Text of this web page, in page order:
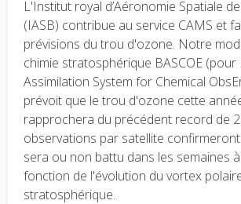
L'Institut royal d’Aéronomie Spatiale
(IASB) contribue au service CAMS et
prévisions du trou d'ozone. Notre
chimie stratosphérique BASCOE (pour
Assimilation System for Chemical
prévoit que le trou d'ozone cette
rapprochera du précédent record de
observations par satellite
sera ou non battu dans les semaines
fonction de l'évolution du vortex
stratosphérique.